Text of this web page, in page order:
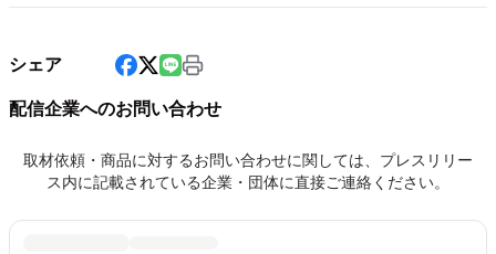
シェア
配信企業へのお問い合わせ
取材依頼・商品に対するお問い合わせに関しては、プレスリリー
ス内に記載されている企業・団体に直接ご連絡ください。